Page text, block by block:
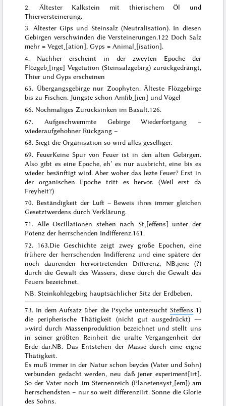
2. Ältester Kalkstein mit thierischem Öl und
Thierversteinerung.
3. Ältester Gips und Steinsalz (Neutralisation). In diesen
Gebirgen verschwinden die Versteinerungen.122 Doch Salz
mehr = Veget˖[ation], Gyps = Animal˖[isation].
4. Nachher erscheint in der zweyten Epoche der
Flözgeb˖[irge] Vegetation (Steinsalzgebirg) zurückgedrängt,
Thier und Gyps erscheinen
65. Übergangsgebirge nur Zoophyten. Älteste Flözgebirge
bis zu Fischen. Jüngste schon Amfib˖[ien] und Vögel
66. Nochmaliges Zurücksinken im Basalt.126.
67. Aufgeschwemmte Gebirge Wiederfortgang –
wiederaufgehobner Rückgang –
68.Siegt die Organisation so wird alles geselliger.
69. FeuerKeine Spur von Feuer ist in den alten Gebirgen.
Also gibt es eine Epoche, eh’ es nur ausbricht, eine bis es
wieder besänftigt wird. Aber woher das lezte Feuer? Erst in
der organischen Epoche tritt es hervor. (Weil erst da
Freyheit?)
70. Beständigkeit der Luft – Beweis ihres immer gleichen
Gesetztwerdens durch Verklärung.
71. Alle Oscillationen stehen nach St˖[effens] unter der
Potenz der herrschenden Indifferenz.161.
72. 163.Die Geschichte zeigt zwey große Epochen, eine
frühere der herrschenden Indifferenz und eine spätere der
noch daurenden hervortretenden Differenz, NB.jene (?)
durch die Gewalt des Wassers, diese durch die Gewalt des
Feuers bezeichnet.
NB.Steinkohlegebirg hauptsächlicher Sitz der Erdbeben.
73. In dem Aufsatz über die Psyche untersucht Steffens 1)
die peripherische Thätigkeit (nicht gut ausgedrückt) ––
»wird durch Massenproduktion bezeichnet und stellt uns
in seiner größten Reinheit die uralte Vergangenheit der
Erde dar.NB. Das Entstehen der Masse durch eine eigne
Thätigkeit.
Es muß immer in der Natur schon beydes (Vater und Sohn)
verbunden gedacht werden, neu daß jener experiment[irt].
So der Vater noch im Sternenreich (Planetensyst˖[em]) am
herrschendsten – nur so weit differenziirt. Sonne die Glorie
des Sohns.